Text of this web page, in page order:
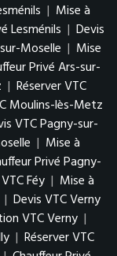
| Mise à
Lesménils | Devis
Moselle | Mise
Privé Ars-sur-
| Réserver VTC
Moulins-lès-Metz
VTC Pagny-sur-
| Mise à
Privé Pagny-
Féy | Mise à
| Devis VTC Verny
VTC Verny |
| Réserver VTC